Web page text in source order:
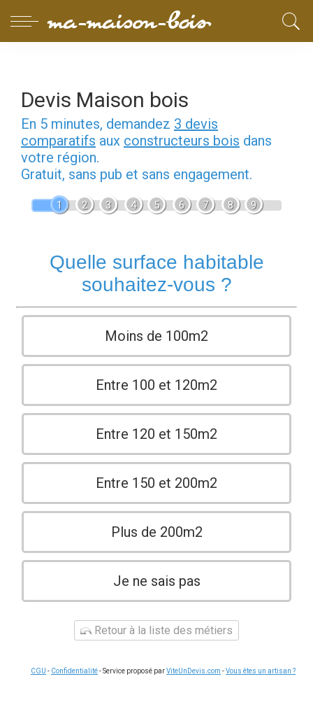
Devis Maison bois
En 5 minutes, demandez 3 devis
comparatifs aux constructeurs bois dans
votre région.
Gratuit, sans pub et sans engagement.
1 2 3 4 5 6 7 8 9
Quelle surface habitable
souhaitez-vous ?
Moins de 100m2
Entre 100 et 120m2
Entre 120 et 150m2
Entre 150 et 200m2
Plus de 200m2
Je ne sais pas
Retour à la liste des métiers
CGU - Confidentialité- Service proposé parViteUnDevis.com -Vous êtes un artisan ?